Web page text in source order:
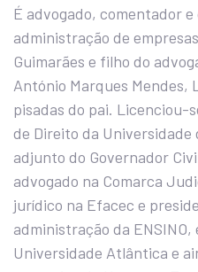
É advogado, comentador
administração de
Guimarães e filho do
António Marques Mendes,
pisadas do pai. Licenciou-
de Direito da
adjunto do Governador
advogado na Comarca
jurídico na Efacec e
administração da
Universidade Atlântica e